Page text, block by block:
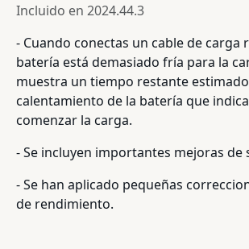
Incluido en 2024.44.3
- Cuando conectas un cable de carga
batería está demasiado fría para la
muestra un tiempo restante
calentamiento de la batería que
comenzar la carga.
- Se incluyen importantes mejoras de
- Se han aplicado pequeñas
de rendimiento.